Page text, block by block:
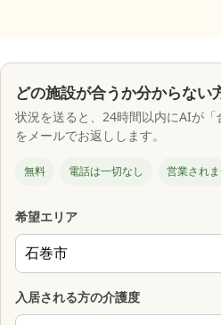
どの施設が合うか分からない
状況を送ると、24時間以内にAIが「
をメールでお返しします。
無料 電話は一切なし 営業され
希望エリア
入居される方の介護度